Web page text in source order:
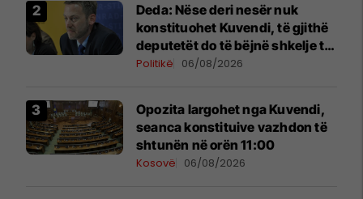
Deda: Nëse deri nesër nuk
konstituohet Kuvendi, të gjithë
deputetët do të bëjnë shkelje të
rëndë kushtetuese
Politikë 06/08/2026
Opozita largohet nga Kuvendi,
seanca konstituive vazhdon të
shtunën në orën 11:00
Kosovë 06/08/2026